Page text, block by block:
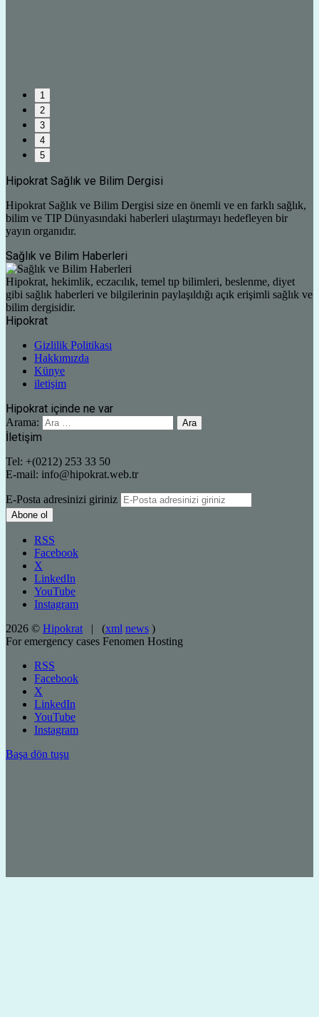
1
2
3
4
5
Hipokrat Sağlık ve Bilim Dergisi
Hipokrat Sağlık ve Bilim Dergisi size en önemli ve en farklı sağlık,
bilim ve TIP Dünyasındaki haberleri ulaştırmayı hedefleyen bir
yayın organıdır.
Sağlık ve Bilim Haberleri
Hipokrat, hekimlik, eczacılık, temel tıp bilimleri, beslenme, diyet
gibi sağlık haberleri ve bilgilerinin paylaşıldığı açık erişimli sağlık ve
bilim dergisidir.
Hipokrat
Gizlilik Politikası
Hakkımızda
Künye
iletişim
Hipokrat içinde ne var
Arama:
İletişim
Tel: +(0212) 253 33 50
E-mail: info@hipokrat.web.tr
E-Posta adresinizi giriniz
RSS
Facebook
X
LinkedIn
YouTube
Instagram
2026 © Hipokrat | (xml news )
For emergency cases Fenomen Hosting
RSS
Facebook
X
LinkedIn
YouTube
Instagram
Başa dön tuşu